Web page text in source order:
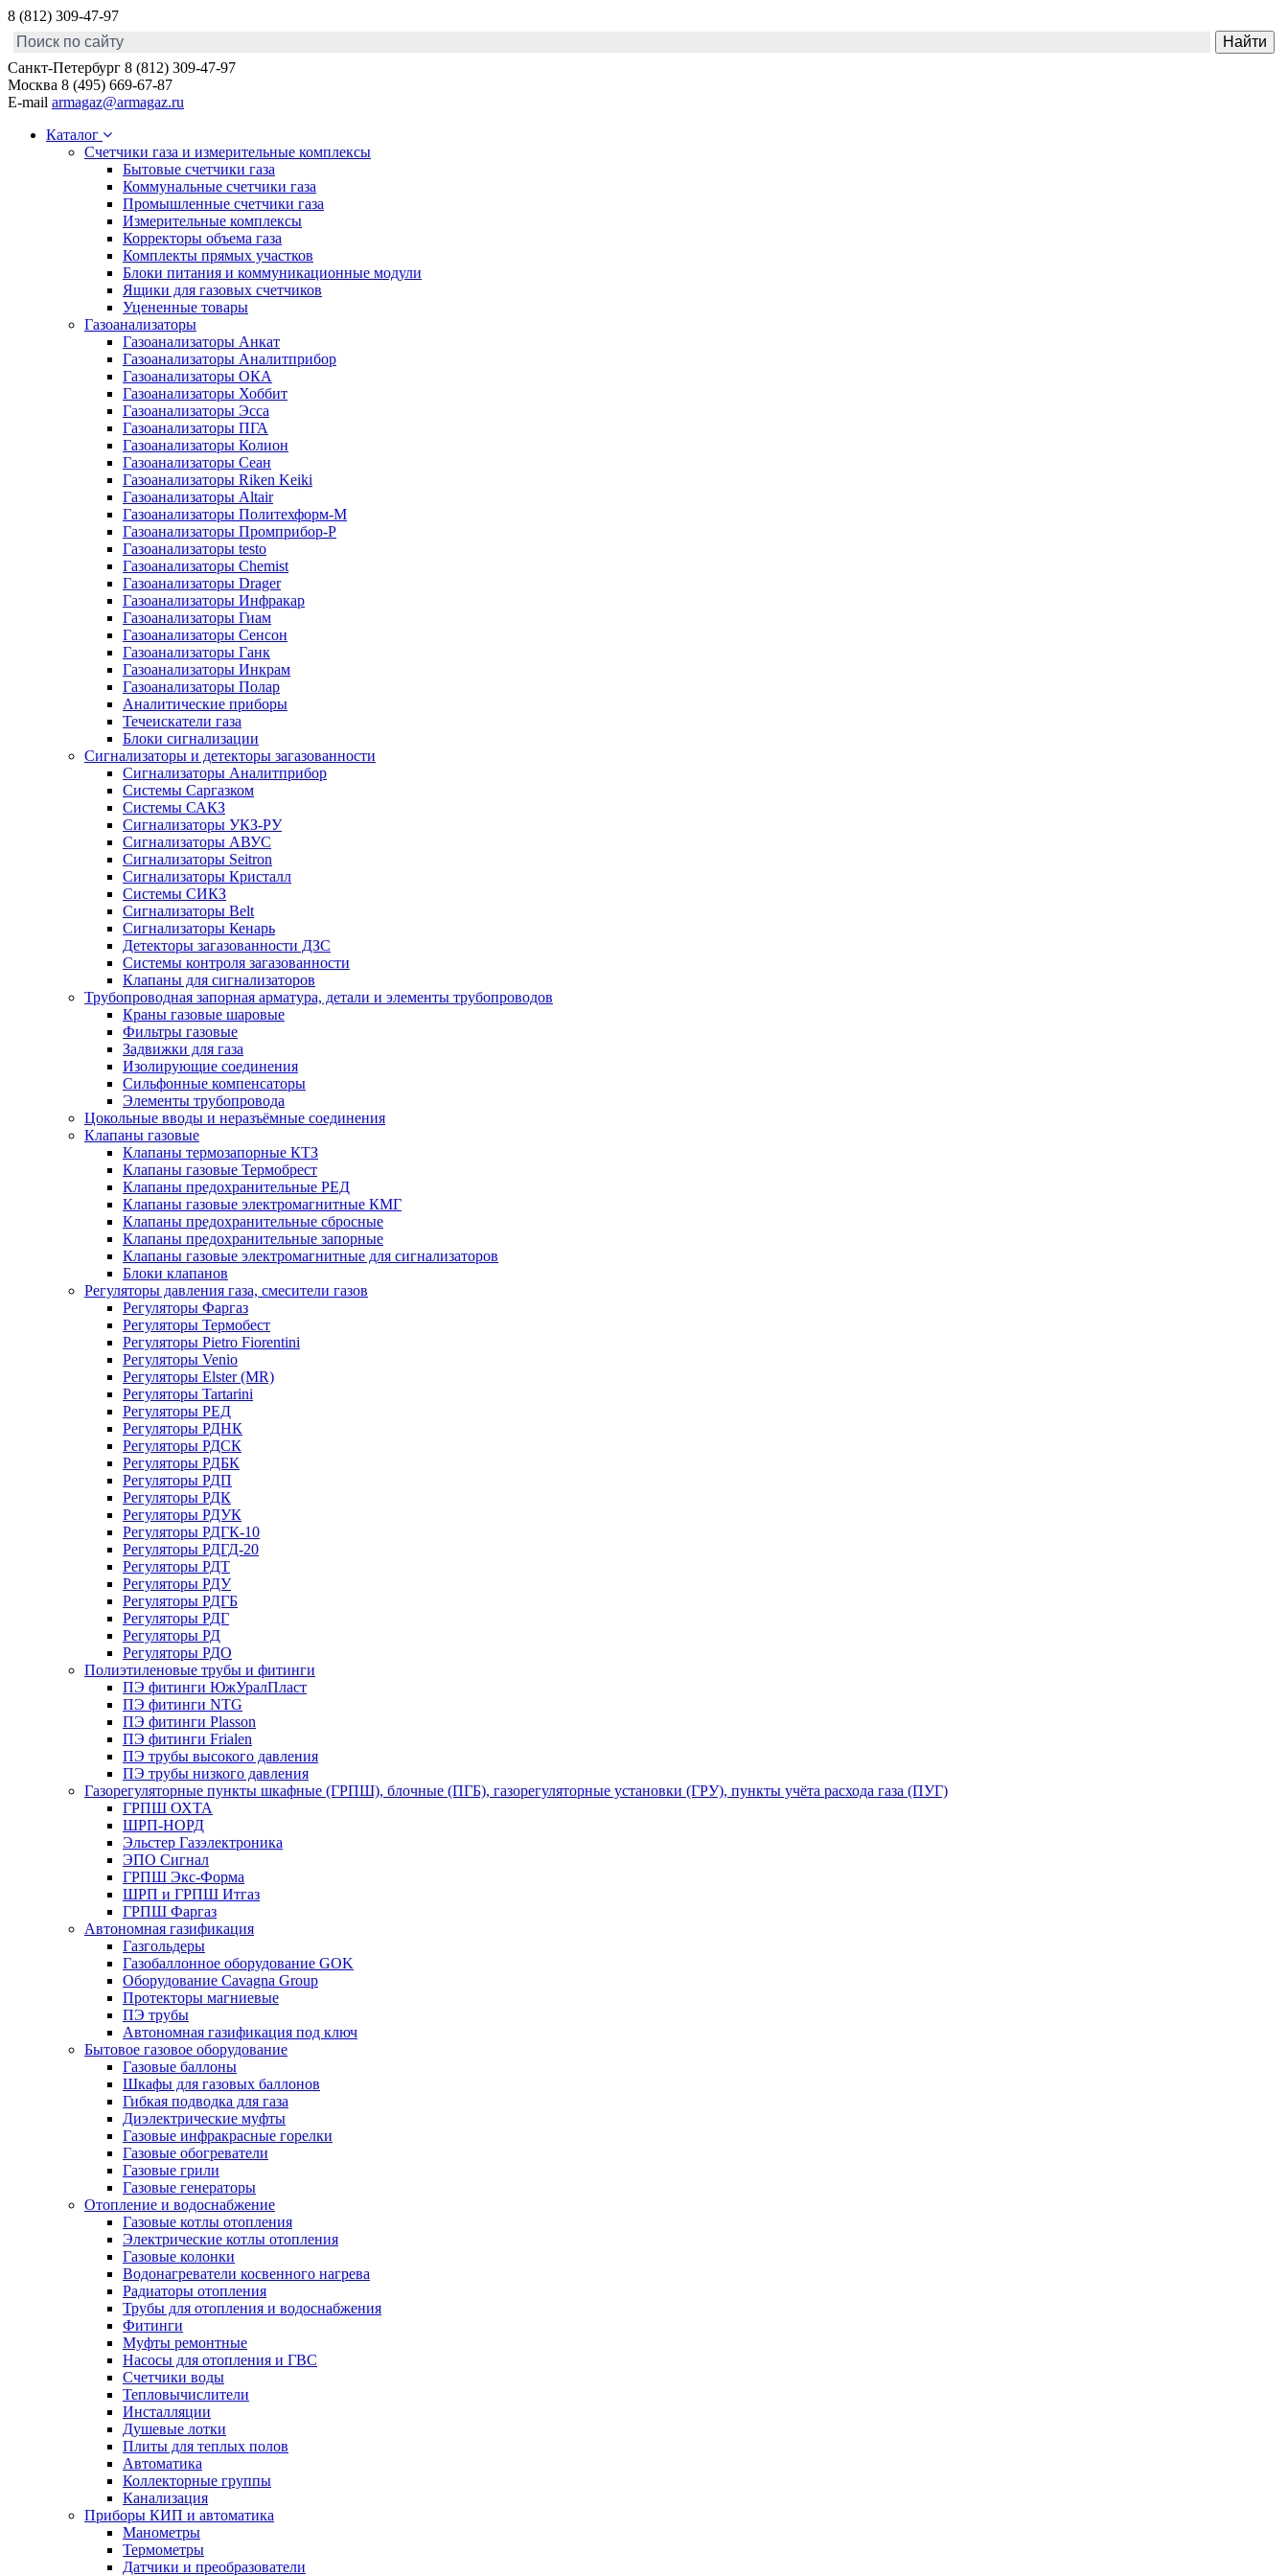
8 (812) 309-47-97
Санкт-Петербург 8 (812) 309-47-97
Москва 8 (495) 669-67-87
E-mail armagaz@armagaz.ru
Каталог
Счетчики газа и измерительные комплексы
Бытовые счетчики газа
Коммунальные счетчики газа
Промышленные счетчики газа
Измерительные комплексы
Корректоры объема газа
Комплекты прямых участков
Блоки питания и коммуникационные модули
Ящики для газовых счетчиков
Уцененные товары
Газоанализаторы
Газоанализаторы Анкат
Газоанализаторы Аналитприбор
Газоанализаторы ОКА
Газоанализаторы Хоббит
Газоанализаторы Эсса
Газоанализаторы ПГА
Газоанализаторы Колион
Газоанализаторы Сеан
Газоанализаторы Riken Keiki
Газоанализаторы Altair
Газоанализаторы Политехформ-М
Газоанализаторы Промприбор-Р
Газоанализаторы testo
Газоанализаторы Chemist
Газоанализаторы Drager
Газоанализаторы Инфракар
Газоанализаторы Гиам
Газоанализаторы Сенсон
Газоанализаторы Ганк
Газоанализаторы Инкрам
Газоанализаторы Полар
Аналитические приборы
Течеискатели газа
Блоки сигнализации
Сигнализаторы и детекторы загазованности
Сигнализаторы Аналитприбор
Системы Саргазком
Системы САКЗ
Сигнализаторы УКЗ-РУ
Сигнализаторы АВУС
Сигнализаторы Seitron
Сигнализаторы Кристалл
Системы СИКЗ
Сигнализаторы Belt
Сигнализаторы Кенарь
Детекторы загазованности ДЗС
Системы контроля загазованности
Клапаны для сигнализаторов
Трубопроводная запорная арматура, детали и элементы трубопроводов
Краны газовые шаровые
Фильтры газовые
Задвижки для газа
Изолирующие соединения
Сильфонные компенсаторы
Элементы трубопровода
Цокольные вводы и неразъёмные соединения
Клапаны газовые
Клапаны термозапорные КТЗ
Клапаны газовые Термобрест
Клапаны предохранительные РЕД
Клапаны газовые электромагнитные КМГ
Клапаны предохранительные сбросные
Клапаны предохранительные запорные
Клапаны газовые электромагнитные для сигнализаторов
Блоки клапанов
Регуляторы давления газа, смесители газов
Регуляторы Фаргаз
Регуляторы Термобест
Регуляторы Pietro Fiorentini
Регуляторы Venio
Регуляторы Elster (MR)
Регуляторы Tartarini
Регуляторы РЕД
Регуляторы РДНК
Регуляторы РДСК
Регуляторы РДБК
Регуляторы РДП
Регуляторы РДК
Регуляторы РДУК
Регуляторы РДГК-10
Регуляторы РДГД-20
Регуляторы РДТ
Регуляторы РДУ
Регуляторы РДГБ
Регуляторы РДГ
Регуляторы РД
Регуляторы РДО
Полиэтиленовые трубы и фитинги
ПЭ фитинги ЮжУралПласт
ПЭ фитинги NTG
ПЭ фитинги Plasson
ПЭ фитинги Frialen
ПЭ трубы высокого давления
ПЭ трубы низкого давления
Газорегуляторные пункты шкафные (ГРПШ), блочные (ПГБ), газорегуляторные установки (ГРУ), пункты учёта расхода газа (ПУГ)
ГРПШ ОХТА
ШРП-НОРД
Эльстер Газэлектроника
ЭПО Сигнал
ГРПШ Экс-Форма
ШРП и ГРПШ Итгаз
ГРПШ Фаргаз
Автономная газификация
Газгольдеры
Газобаллонное оборудование GOK
Оборудование Cavagna Group
Протекторы магниевые
ПЭ трубы
Автономная газификация под ключ
Бытовое газовое оборудование
Газовые баллоны
Шкафы для газовых баллонов
Гибкая подводка для газа
Диэлектрические муфты
Газовые инфракрасные горелки
Газовые обогреватели
Газовые грили
Газовые генераторы
Отопление и водоснабжение
Газовые котлы отопления
Электрические котлы отопления
Газовые колонки
Водонагреватели косвенного нагрева
Радиаторы отопления
Трубы для отопления и водоснабжения
Фитинги
Муфты ремонтные
Насосы для отопления и ГВС
Счетчики воды
Тепловычислители
Инсталляции
Душевые лотки
Плиты для теплых полов
Автоматика
Коллекторные группы
Канализация
Приборы КИП и автоматика
Манометры
Термометры
Датчики и преобразователи